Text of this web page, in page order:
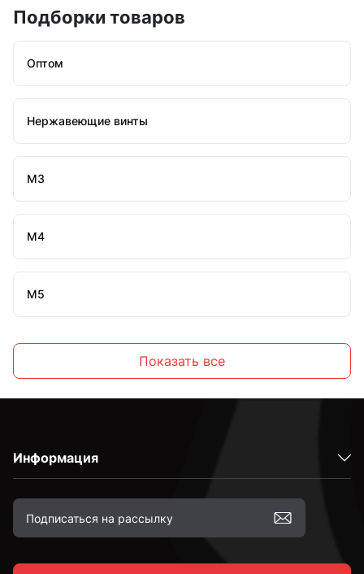
Подборки товаров
Оптом
Нержавеющие винты
М3
М4
М5
М10
М12
Показать все
Информация